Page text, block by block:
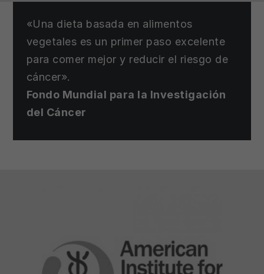
«Una dieta basada en alimentos
vegetales es un primer paso excelente
para comer mejor y reducir el riesgo de
cáncer».
Fondo Mundial para la Investigación
del Cáncer